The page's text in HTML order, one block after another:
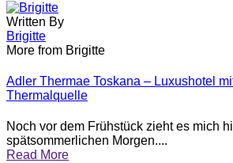
Written By
Brigitte
More from Brigitte
Adler Thermae Toskana – Luxushotel
Thermalquelle
Noch vor dem Frühstück zieht es mich
spätsommerlichen Morgen....
Read More